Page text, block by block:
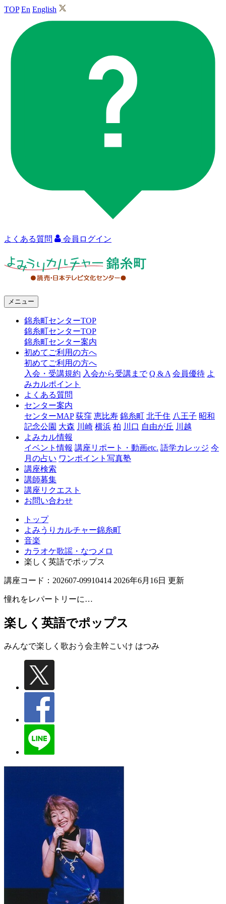
TOP En English
よくある質問 会員ログイン
ャ
糸
メニュー
錦糸町センターTOP
錦糸町センターTOP
錦糸町センター案内
初めてご利用の方へ
初めてご利用の方へ
入会・受講規約 入会から受講まで Q & A 会員優待 よ
みカルポイント
よくある質問
センター案内
センターMAP 荻窪 恵比寿 錦糸町 北千住 八王子 昭和
記念公園 大森 川崎 横浜 柏 川口 自由が丘 川越
よみカル情報
イベント情報 講座リポート・動画etc. 語学カレッジ 今
月の占い ワンポイント写真塾
講座検索
講師募集
講座リクエスト
お問い合わせ
トップ
よみうりカルチャー錦糸町
音楽
カラオケ歌謡・なつメロ
楽しく英語でポップス
講座コード：202607-09910414 2026年6月16日 更新
憧れをレパートリーに…
楽しく英語でポップス
みんなで楽しく歌おう会主幹こいけ はつみ